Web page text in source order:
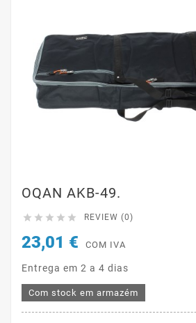
OQAN AKB-49.
     REVIEW (0)
23,01 € COM IVA
Entrega em 2 a 4 dias
Com stock em armazém